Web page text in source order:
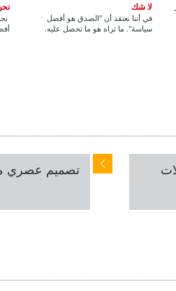
لا شك
في أننا نعتقد أن "الصدق هو أفضل
سياسة". ما تراه هو ما تحصل عليه.
تصميم عصري